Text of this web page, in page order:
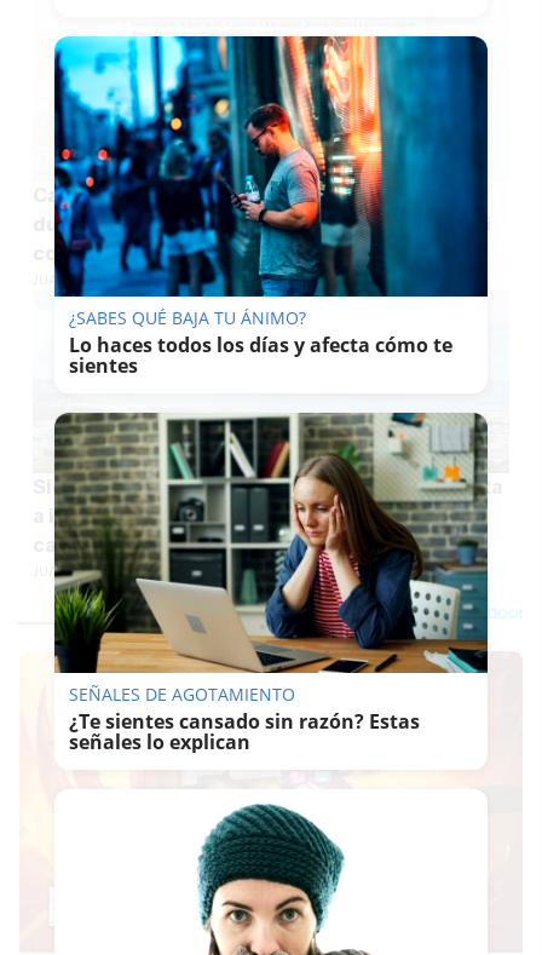
Cachondeo en redes con una intervención de
dulces en la playa de El Palmar presentada casi
como un alijo: "La operación carmela"
JUAN ANTONIO CARRASCO
Siete experiencias para sentir La Janda de costa
a interior: descorches, miradores, dulces y
castillos en la arena
JUAN MANUEL REINA
¿SABES QUÉ BAJA TU ÁNIMO?
Lo haces todos los días y afecta cómo te
sientes
SEÑALES DE AGOTAMIENTO
¿Te sientes cansado sin razón? Estas
señales lo explican